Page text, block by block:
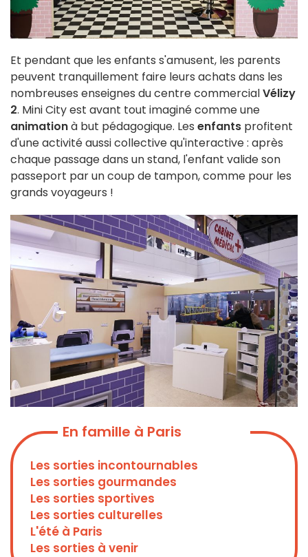
Et pendant que les enfants s'amusent, les parents
peuvent tranquillement faire leurs achats dans les
nombreuses enseignes du centre commercialVélizy
2. Mini City est avant tout imaginé comme une
animationà but pédagogique. Les enfants profitent
d'une activité aussi collective qu'interactive : après
chaque passage dans un stand, l'enfant valide son
passeport par un coup de tampon, comme pour les
grands voyageurs !
En famille à Paris
Les sorties incontournables
Les sorties gourmandes
Les sorties sportives
Les sorties culturelles
L'été à Paris
Les sorties à venir